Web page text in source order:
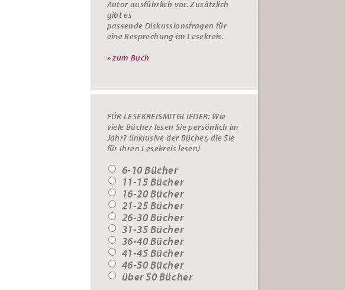
Autor ausführlich vor. Zusätzlich
gibt es
passendeDiskussionsfragenfür
eine Besprechung im Lesekreis.
» zum Buch
FÜR LESEKREISMITGLIEDER: Wie
viele Bücher lesen Sie persönlich im
Jahr? (inklusive der Bücher, die Sie
für Ihren Lesekreis lesen)
6-10 Bücher
11-15 Bücher
16-20 Bücher
21-25 Bücher
26-30 Bücher
31-35 Bücher
36-40 Bücher
41-45 Bücher
46-50 Bücher
über 50 Bücher